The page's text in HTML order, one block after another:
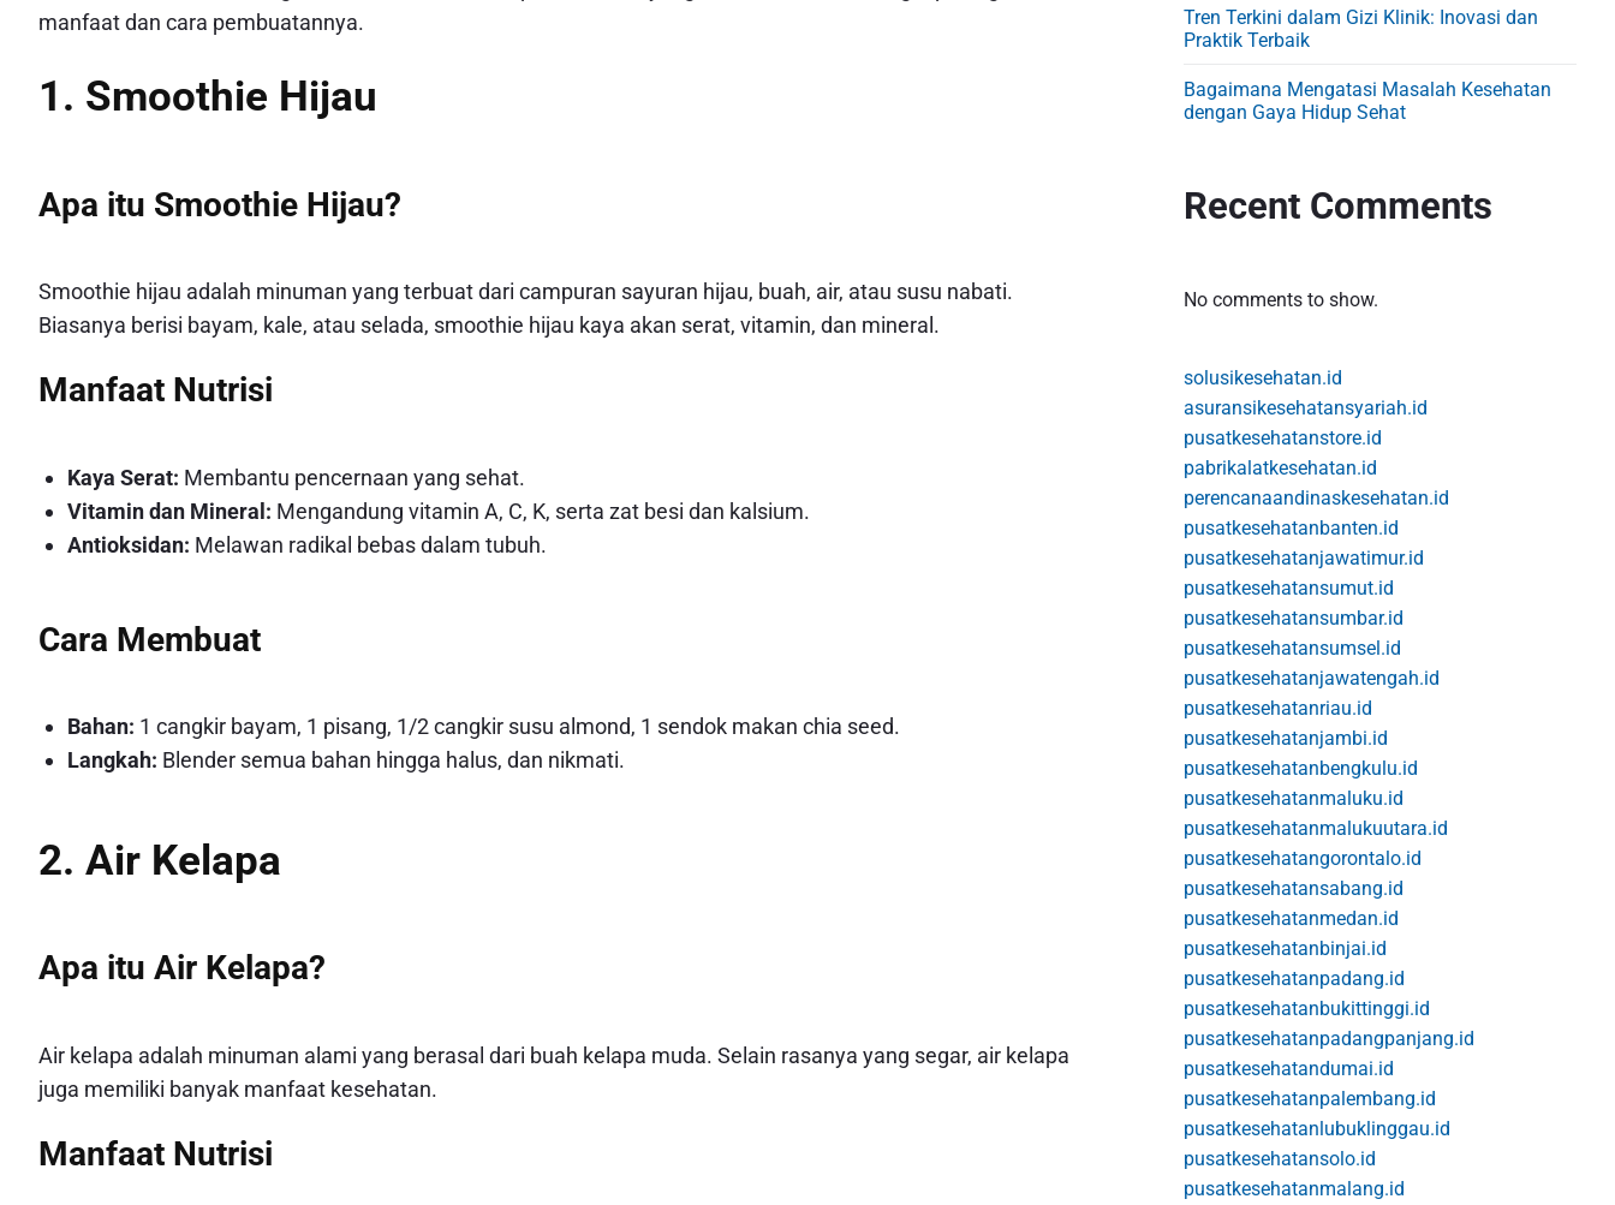
manfaat dan cara pembuatannya.
1. Smoothie Hijau
Apa itu Smoothie Hijau?
Smoothie hijau adalah minuman yang terbuat dari campuran sayuran hijau, buah, air, atau susu nabati.
Biasanya berisi bayam, kale, atau selada, smoothie hijau kaya akan serat, vitamin, dan mineral.
Manfaat Nutrisi
Kaya Serat: Membantu pencernaan yang sehat.
Vitamin dan Mineral: Mengandung vitamin A, C, K, serta zat besi dan kalsium.
Antioksidan: Melawan radikal bebas dalam tubuh.
Cara Membuat
Bahan: 1 cangkir bayam, 1 pisang, 1/2 cangkir susu almond, 1 sendok makan chia seed.
Langkah: Blender semua bahan hingga halus, dan nikmati.
2. Air Kelapa
Apa itu Air Kelapa?
Air kelapa adalah minuman alami yang berasal dari buah kelapa muda. Selain rasanya yang segar, air kelapa
juga memiliki banyak manfaat kesehatan.
Manfaat Nutrisi
Tren Terkini dalam Gizi Klinik: Inovasi dan
Praktik Terbaik
Bagaimana Mengatasi Masalah Kesehatan
dengan Gaya Hidup Sehat
Recent Comments
No comments to show.
solusikesehatan.id
asuransikesehatansyariah.id
pusatkesehatanstore.id
pabrikalatkesehatan.id
perencanaandinaskesehatan.id
pusatkesehatanbanten.id
pusatkesehatanjawatimur.id
pusatkesehatansumut.id
pusatkesehatansumbar.id
pusatkesehatansumsel.id
pusatkesehatanjawatengah.id
pusatkesehatanriau.id
pusatkesehatanjambi.id
pusatkesehatanbengkulu.id
pusatkesehatanmaluku.id
pusatkesehatanmalukuutara.id
pusatkesehatangorontalo.id
pusatkesehatansabang.id
pusatkesehatanmedan.id
pusatkesehatanbinjai.id
pusatkesehatanpadang.id
pusatkesehatanbukittinggi.id
pusatkesehatanpadangpanjang.id
pusatkesehatandumai.id
pusatkesehatanpalembang.id
pusatkesehatanlubuklinggau.id
pusatkesehatansolo.id
pusatkesehatanmalang.id